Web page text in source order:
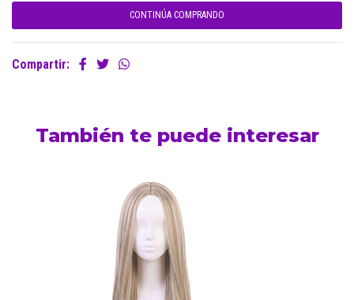
CONTINÚA COMPRANDO
Compartir:
También te puede interesar